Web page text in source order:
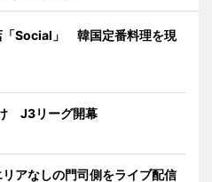
「Social」 韓国定番料理を現
J3リーグ開幕
アなしの門司側をライブ配信